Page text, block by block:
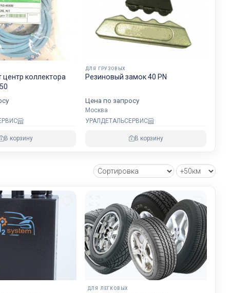
Мы
на
центр коллектора
В корзину
ДЛЯ ГРУЗОВЫХ
Резиновый замок 40 PN
Цена по запросу
Москва
УРАЛДЕТАЛЬСЕРВИС
В корзину
ДЛЯ ЛЕГКОВЫХ